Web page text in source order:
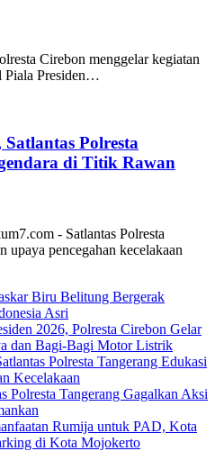
Cirebon menggelar kegiatan
Piala Presiden…
Polresta
di Titik Rawan
- Satlantas Polresta
upaya pencegahan kecelakaan
Biru Belitung Bergerak
Asri
2026, Polresta Cirebon Gelar
dan Bagi-Bagi Motor Listrik
Polresta Tangerang Edukasi
Kecelakaan
Polresta Tangerang Gagalkan Aksi
Rumija untuk PAD, Kota
di Kota Mojokerto